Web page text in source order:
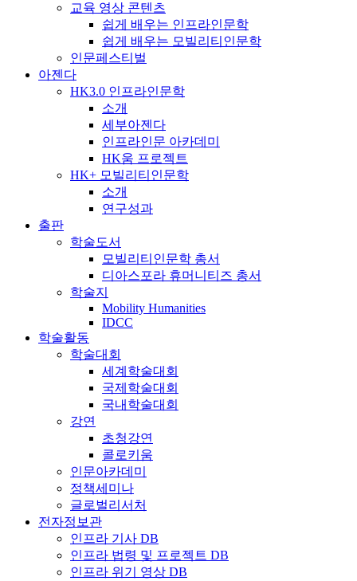
교육 영상 콘텐츠
쉽게 배우는 인프라인문학
쉽게 배우는 모빌리티인문학
인문페스티벌
아젠다
HK3.0 인프라인문학
소개
세부아젠다
인프라인문 아카데미
HK움 프로젝트
HK+ 모빌리티인문학
소개
연구성과
출판
학술도서
모빌리티인문학 총서
디아스포라 휴머니티즈 총서
학술지
Mobility Humanities
IDCC
학술활동
학술대회
세계학술대회
국제학술대회
국내학술대회
강연
초청강연
콜로키움
인문아카데미
정책세미나
글로벌리서처
전자정보관
인프라 기사 DB
인프라 법령 및 프로젝트 DB
인프라 위기 영상 DB